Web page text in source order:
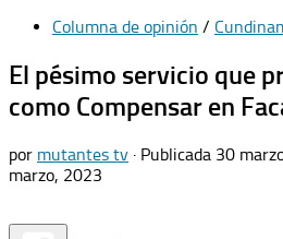
Columna de opinión /
El pésimo servicio que
como Compensar en
por mutantes tv · Publicada 30
marzo, 2023